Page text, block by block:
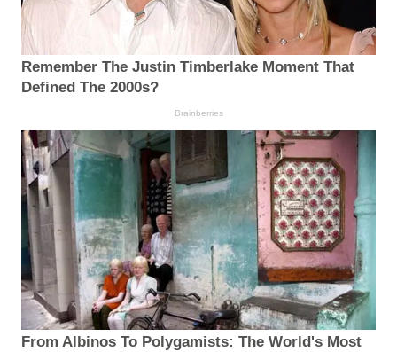
Remember The Justin Timberlake Moment That
Defined The 2000s?
Brainberries
From Albinos To Polygamists: The World's Most